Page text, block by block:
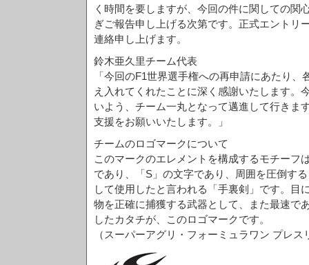
く時間を要しますが、今回の件に関しての関
ぎご報告申し上げる次第です。正式エントリ
連絡申し上げます。
鈴木亜久里チーム代表
「今回のF1世界選手権への再申請にあたり
え入れてくれたことに深く感謝いたします。
いよう、チーム一丸となって邁進して行きま
支援をお願いいたします。」
チームのロゴマークについて
このマークのエレメントを構成するモチーフ
であり、「S」の文字であり、周囲を圧倒す
して使用したと言われる「手裏剣」です。目
物を正確に捕獲する武器として、また最速で
したカタチが、このロゴマークです。
（スーパーアグリ・フォーミュラワン プレス